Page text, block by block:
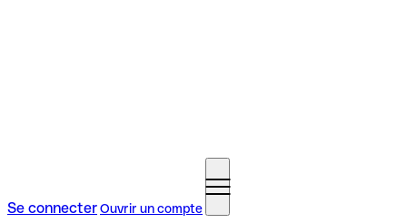
Se connecterOuvrir un compte